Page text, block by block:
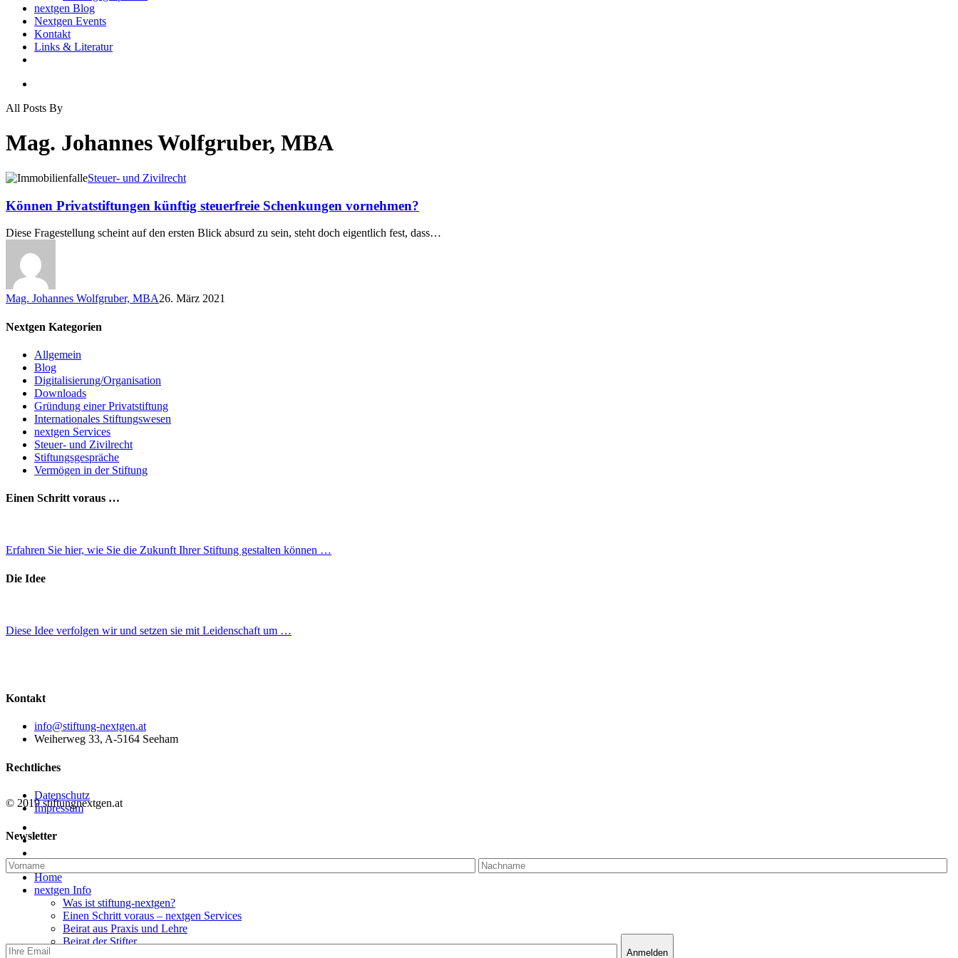
nextgen Blog
Nextgen Events
Kontakt
Links & Literatur
All Posts By
Mag. Johannes Wolfgruber, MBA
Können
künftig
steuerfreie
Schenkungen
vornehmen?
Steuer- und Zivilrecht
Können Privatstiftungen künftig steuerfreie Schenkungen vornehmen?
Diese Fragestellung scheint auf den ersten Blick absurd zu sein, steht doch eigentlich fest, dass…
Mag. Johannes Wolfgruber, MBA26. März 2021
Nextgen Kategorien
Allgemein
Blog
Digitalisierung/Organisation
Downloads
Gründung einer Privatstiftung
Internationales Stiftungswesen
nextgen Services
Steuer- und Zivilrecht
Stiftungsgespräche
Vermögen in der Stiftung
Einen Schritt voraus …
Erfahren Sie hier, wie Sie die Zukunft Ihrer Stiftung gestalten können …
Die Idee
Diese Idee verfolgen wir und setzen sie mit Leidenschaft um …
Kontakt
info@stiftung-nextgen.at
Weiherweg 33, A-5164 Seeham
Rechtliches
Datenschutz
Impressum
Newsletter
© 2019 stiftungnextgen.at
linkedin
Close
Menu
Home
nextgen Info
Was ist stiftung-nextgen?
Einen Schritt voraus – nextgen Services
Beirat aus Praxis und Lehre
Beirat der Stifter